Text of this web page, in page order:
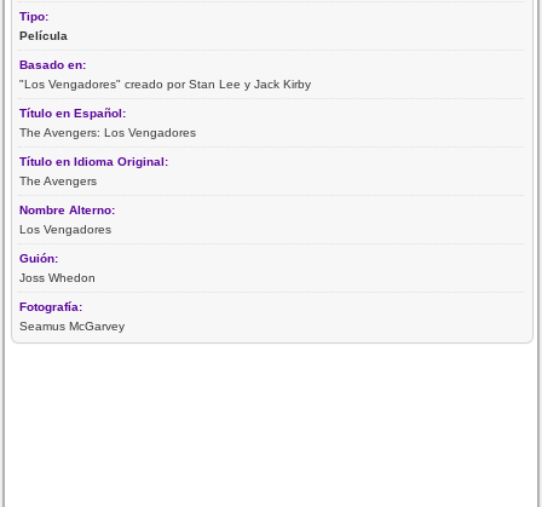
Tipo:
Película
Basado en:
"Los Vengadores" creado por Stan Lee y Jack Kirby
Título en Español:
The Avengers: Los Vengadores
Título en Idioma Original:
The Avengers
Nombre Alterno:
Los Vengadores
Guión:
Joss Whedon
Fotografía:
Seamus McGarvey